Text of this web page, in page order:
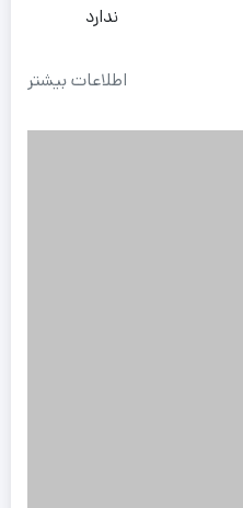
اطلاعات بیشتر
ندارد